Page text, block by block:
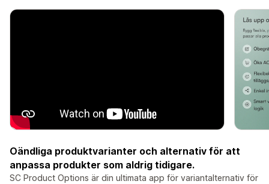
Oändliga produktvarianter och alternativ för att
anpassa produkter som aldrig tidigare.
SC Product Options är din ultimata app för variantalternativ för